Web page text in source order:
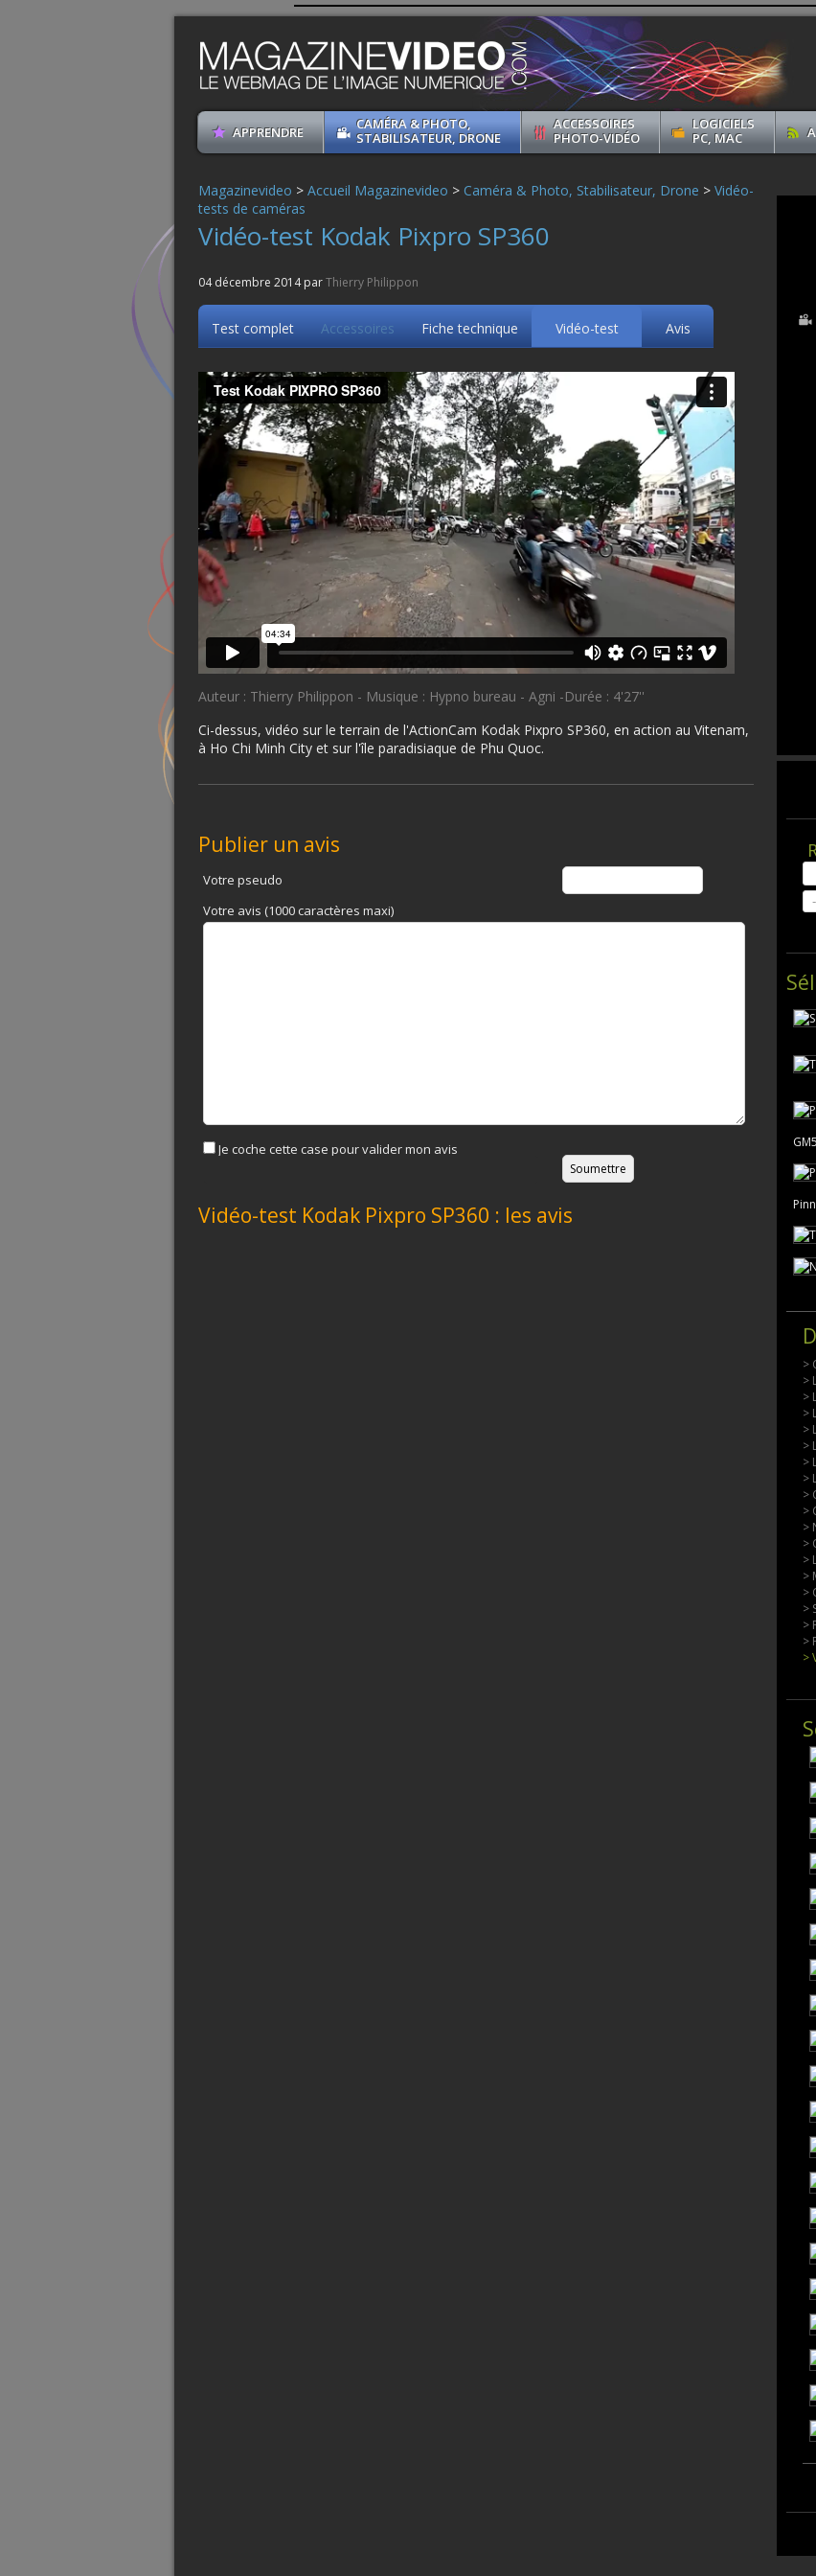
APPRENDRE
CAMÉRA & PHOTO,
STABILISATEUR, DRONE
ACCESSOIRES
PHOTO-VIDÉO
LOGICIELS
PC, MAC
Magazinevideo > Accueil Magazinevideo > Caméra & Photo, Stabilisateur, Drone > Vidéo-
tests de caméras
Vidéo-test Kodak Pixpro SP360
04 décembre 2014 parThierry Philippon
Test complet Accessoires Fiche technique Vidéo-test Avis
Auteur : Thierry Philippon - Musique : Hypno bureau - Agni -Durée : 4'27''
Ci-dessus, vidéo sur le terrain de l'ActionCam Kodak Pixpro SP360, en action au Vitenam,
à Ho Chi Minh City et sur l'île paradisiaque de Phu Quoc.
Publier un avis
Votre pseudo
Votre avis (1000 caractères maxi)
Je coche cette case pour valider mon avis
Vidéo-test Kodak Pixpro SP360 : les avis
GM5
>
>
>
>
>
>
>
>
>
>
>
>
>
>
>
>
>
>
>